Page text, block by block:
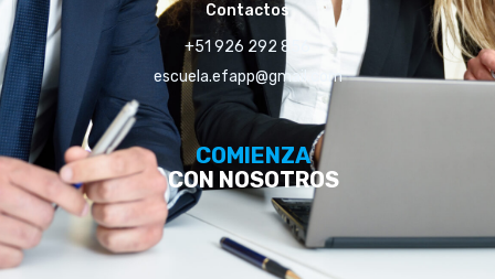
Contactos
+51 926 292 856
escuela.efapp@gmail.com
COMIENZA
CON NOSOTROS